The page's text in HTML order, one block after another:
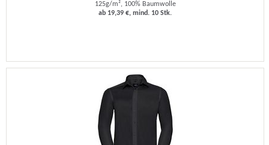
125g/m², 100% Baumwolle
ab 19,39 €, mind. 10 Stk.